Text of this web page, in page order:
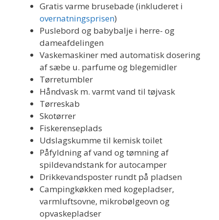
Gratis varme brusebade (inkluderet i
overnatningsprisen)
Puslebord og babybalje i herre- og
dameafdelingen
Vaskemaskiner med automatisk dosering
af sæbe u. parfume og blegemidler
Tørretumbler
Håndvask m. varmt vand til tøjvask
Tørreskab
Skotørrer
Fiskerenseplads
Udslagskumme til kemisk toilet
Påfyldning af vand og tømning af
spildevandstank for autocamper
Drikkevandsposter rundt på pladsen
Campingkøkken med kogepladser,
varmluftsovne, mikrobølgeovn og
opvaskepladser